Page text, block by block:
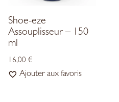
Shoe-eze
Assouplisseur – 150
ml
16,00€
Ajouter aux favoris